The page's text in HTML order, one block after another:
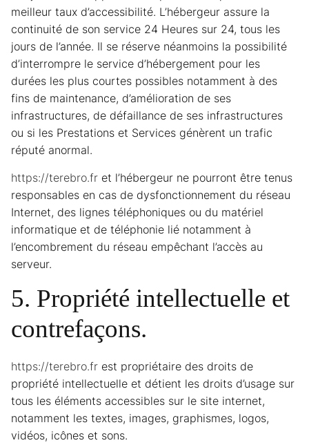
meilleur taux d’accessibilité. L’hébergeur assure la
continuité de son service 24 Heures sur 24, tous les
jours de l’année. Il se réserve néanmoins la possibilité
d’interrompre le service d’hébergement pour les
durées les plus courtes possibles notamment à des
fins de maintenance, d’amélioration de ses
infrastructures, de défaillance de ses infrastructures
ou si les Prestations et Services génèrent un trafic
réputé anormal.
https://terebro.fr et l’hébergeur ne pourront être tenus
responsables en cas de dysfonctionnement du réseau
Internet, des lignes téléphoniques ou du matériel
informatique et de téléphonie lié notamment à
l’encombrement du réseau empêchant l’accès au
serveur.
5. Propriété intellectuelle et
contrefaçons.
https://terebro.fr est propriétaire des droits de
propriété intellectuelle et détient les droits d’usage sur
tous les éléments accessibles sur le site internet,
notamment les textes, images, graphismes, logos,
vidéos, icônes et sons.